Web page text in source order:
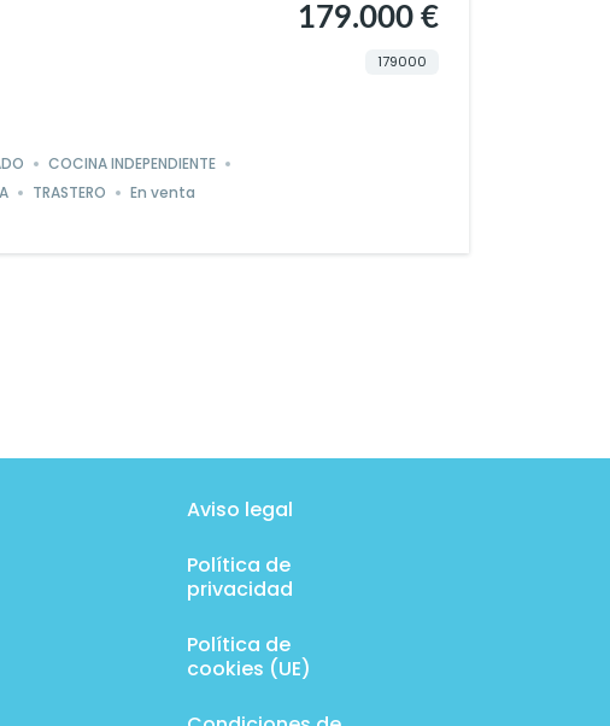
179.000 €
179000
COCINA INDEPENDIENTE
TRASTERO En venta
Aviso legal
Política de
privacidad
Política de
cookies (UE)